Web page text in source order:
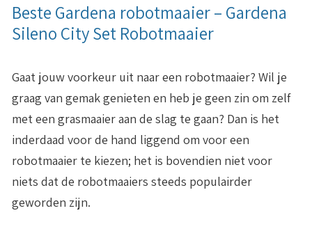
Beste Gardena robotmaaier – Gardena
Sileno City Set Robotmaaier
Gaat jouw voorkeur uit naar een robotmaaier? Wil je
graag van gemak genieten en heb je geen zin om zelf
met een grasmaaier aan de slag te gaan? Dan is het
inderdaad voor de hand liggend om voor een
robotmaaier te kiezen; het is bovendien niet voor
niets dat de robotmaaiers steeds populairder
geworden zijn.